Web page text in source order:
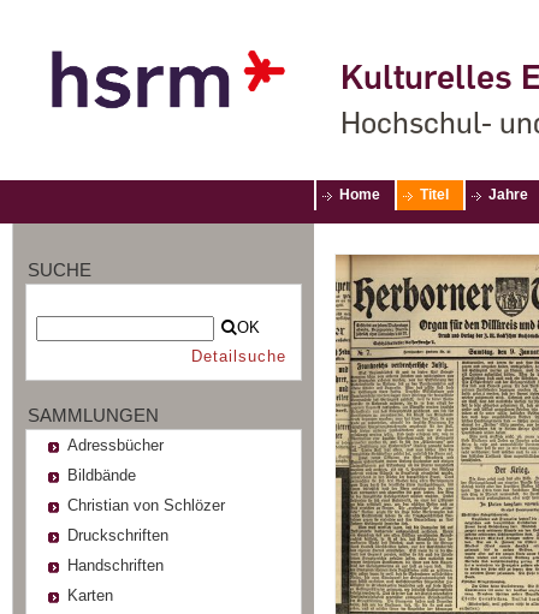
Kulturelles
Hochschul-
Home Titel Jahre
SUCHE
OK
Detailsuche
SAMMLUNGEN
Adressbücher
Bildbände
Christian von Schlözer
Druckschriften
Handschriften
Karten